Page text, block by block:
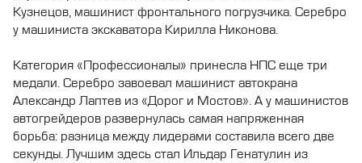
Кузнецов, машинист фронтального погрузчика. Серебро
у машиниста экскаватора Кирилла Никонова.
Категория «Профессионалы» принесла НПС еще три
медали. Серебро завоевал машинист автокрана
Александр Лаптев из «Дорог и Мостов». А у машинистов
автогрейдеров развернулась самая напряженная
борьба: разница между лидерами составила всего две
секунды. Лучшим здесь стал Ильдар Генатулин из